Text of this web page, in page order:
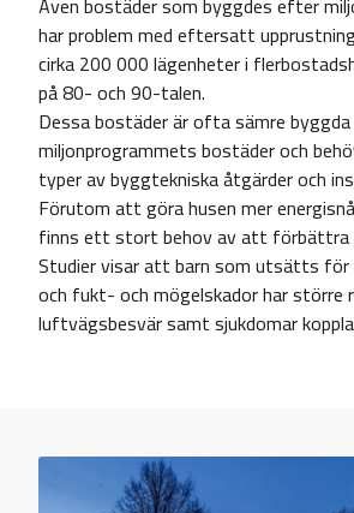
har problem med eftersatt
cirka 200 000 lägenheter i
på 80- och 90-talen.
Dessa bostäder är ofta sämre
miljonprogrammets bostäder och
typer av byggtekniska åtgärder och
Förutom att göra husen mer
finns ett stort behov av att förbättra
Studier visar att barn som utsätts för
och fukt- och mögelskador har
luftvägsbesvär samt sjukdomar